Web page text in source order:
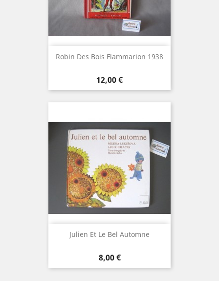
Robin Des Bois Flammarion 1938
Prix
12,00 €
Julien Et Le Bel Automne
Prix
8,00 €